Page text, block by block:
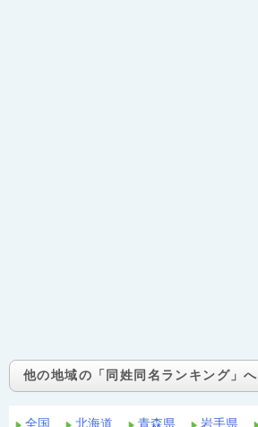
他の地域の「同姓同名ランキング」へ
全国 北海道 青森県 岩手県